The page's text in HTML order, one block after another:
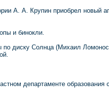
А. А. Крупин приобрел
и бинокли.
диску Солнца (Михаил
департаменте